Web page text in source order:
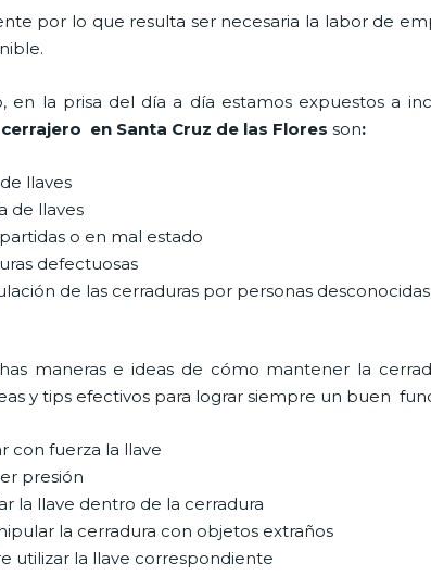
por lo que resulta ser necesaria la labor de
en la prisa del día a día estamos expuestos a
cerrajero en Santa Cruz de las Flores son:
llaves
de llaves
o en mal estado
defectuosas
de las cerraduras por personas desconocidas
maneras e ideas de cómo mantener la
y tips efectivos para lograr siempre un buen
con fuerza la llave
presión
la llave dentro de la cerradura
la cerradura con objetos extraños
utilizar la llave correspondiente